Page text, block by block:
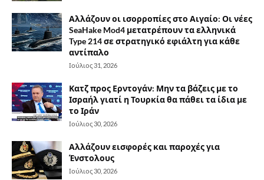
Αλλάζουν οι ισορροπίες στο Αιγαίο: Οι νέες
SeaHake Mod4 μετατρέπουν τα ελληνικά
Type 214 σε στρατηγικό εφιάλτη για κάθε
αντίπαλο
Ιούλιος 31, 2026
Κατζ προς Ερντογάν: Μην τα βάζεις με το
Ισραήλ γιατί η Τουρκία θα πάθει τα ίδια με
το Ιράν
Ιούλιος 30, 2026
Αλλάζουν εισφορές και παροχές για
Ένστολους
Ιούλιος 30, 2026